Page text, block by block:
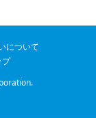
について
プ